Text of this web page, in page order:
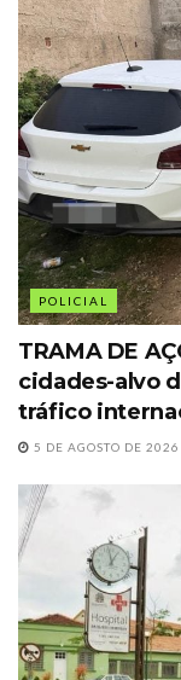
POLICIAL
TRAMA DE
cidades-alvo
tráfico
5 DE AGOSTO DE 2026